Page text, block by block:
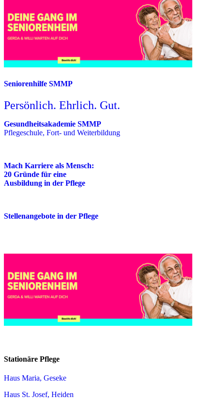
Seniorenhilfe SMMP
Persönlich. Ehrlich. Gut.
Gesundheitsakademie SMMP
Pflegeschule, Fort- und Weiterbildung
Mach Karriere als Mensch:
20 Gründe für eine
Ausbildung in der Pflege
Stellenangebote in der Pflege
Stationäre Pflege
Haus Maria, Geseke
Haus St. Josef, Heiden